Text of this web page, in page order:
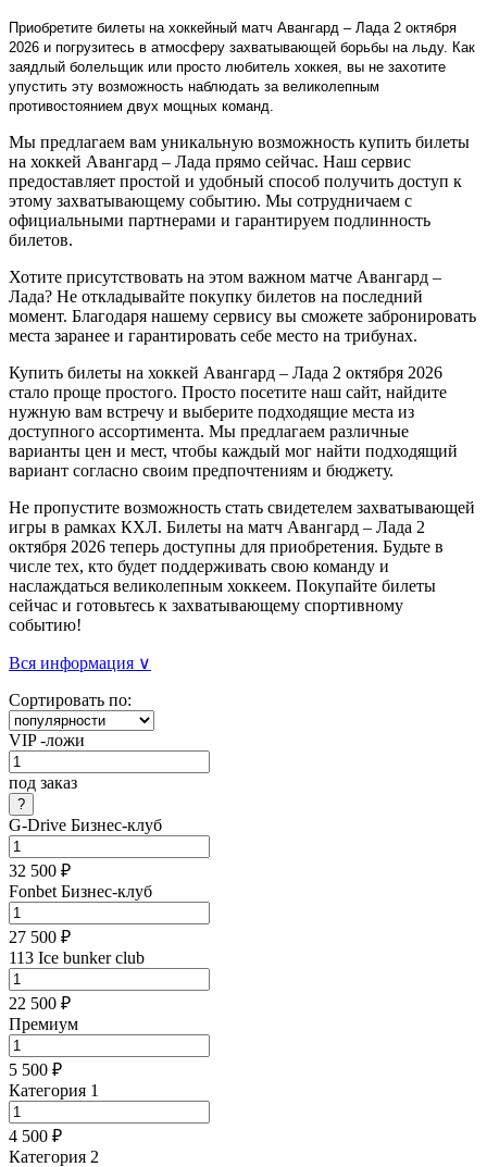
Приобретите билеты на хоккейный матч Авангард – Лада 2 октября
2026 и погрузитесь в атмосферу захватывающей борьбы на льду. Как
заядлый болельщик или просто любитель хоккея, вы не захотите
упустить эту возможность наблюдать за великолепным
противостоянием двух мощных команд.
Мы предлагаем вам уникальную возможность купить билеты
на хоккей Авангард – Лада прямо сейчас. Наш сервис
предоставляет простой и удобный способ получить доступ к
этому захватывающему событию. Мы сотрудничаем с
официальными партнерами и гарантируем подлинность
билетов.
Хотите присутствовать на этом важном матче Авангард –
Лада? Не откладывайте покупку билетов на последний
момент. Благодаря нашему сервису вы сможете забронировать
места заранее и гарантировать себе место на трибунах.
Купить билеты на хоккей Авангард – Лада 2 октября 2026
стало проще простого. Просто посетите наш сайт, найдите
нужную вам встречу и выберите подходящие места из
доступного ассортимента. Мы предлагаем различные
варианты цен и мест, чтобы каждый мог найти подходящий
вариант согласно своим предпочтениям и бюджету.
Не пропустите возможность стать свидетелем захватывающей
игры в рамках КХЛ. Билеты на матч Авангард – Лада 2
октября 2026 теперь доступны для приобретения. Будьте в
числе тех, кто будет поддерживать свою команду и
наслаждаться великолепным хоккеем. Покупайте билеты
сейчас и готовьтесь к захватывающему спортивному
событию!
Вся информация ∨
Сортировать по:
VIP -ложи
под заказ
G-Drive Бизнес-клуб
32 500 ₽
Fonbet Бизнес-клуб
27 500 ₽
113 Ice bunker club
22 500 ₽
Премиум
5 500 ₽
Категория 1
4 500 ₽
Категория 2